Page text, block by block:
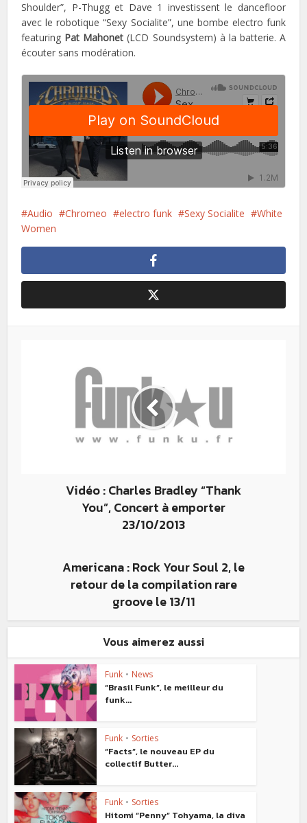
Shoulder”, P-Thugg et Dave 1 investissent le dancefloor
avec le robotique “Sexy Socialite”, une bombe electro funk
featuring Pat Mahonet (LCD Soundsystem) à la batterie. A
écouter sans modération.
Audio Chromeo electro funk Sexy Socialite
White
Women
Vidéo : Charles Bradley “Thank
You”, Concert à emporter
23/10/2013
Americana : Rock Your Soul 2, le
retour de la compilation rare
groove le 13/11
Vous aimerez aussi
Funk • News
“Brasil Funk”, le meilleur du
funk...
Funk • Sorties
“Facts”, le nouveau EP du
collectif Butter...
Funk • Sorties
Hitomi “Penny” Tohyama, la diva